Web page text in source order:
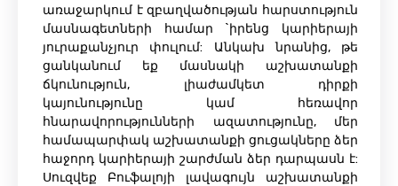
առաջարկում է զբաղվածության հարստություն
մասնագետների համար `իրենց կարիերայի
յուրաքանչյուր փուլում: Անկախ նրանից, թե
ցանկանում եք մասնակի աշխատանքի
ճկունություն, լիաժամկետ դիրքի
կայունությունը կամ հեռավոր
հնարավորությունների ազատությունը, մեր
համապարփակ աշխատանքի ցուցակները ձեր
հաջորդ կարիերայի շարժման ձեր դարպասն է:
Սուզվեք Բուֆալոյի լավագույն աշխատանքի